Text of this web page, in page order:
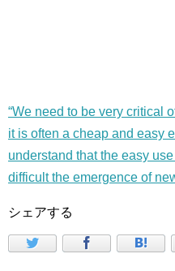
“We need to be very critical
it is often a cheap and easy
understand that the easy
difficult the emergence of
シェアする